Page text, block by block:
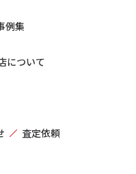
例集
について
査定依頼